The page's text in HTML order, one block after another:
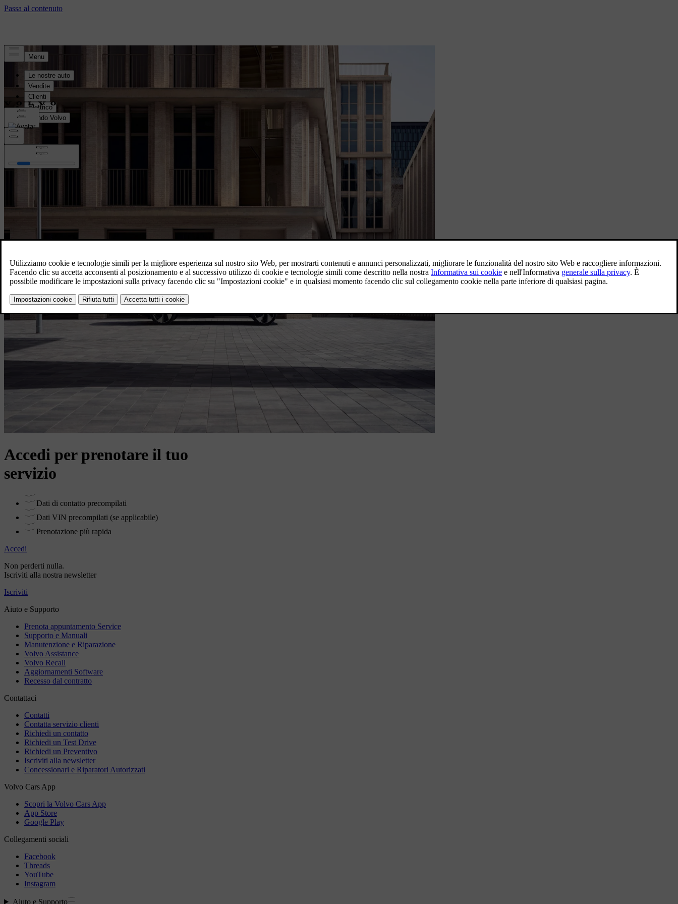
Accedi per prenotare il tuo
servizio
Dati di contatto precompilati
Dati VIN precompilati (se applicabile)
Prenotazione più rapida
Accedi